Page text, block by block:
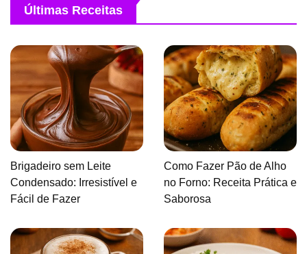
Últimas Receitas
Brigadeiro sem Leite
Condensado: Irresistível e
Fácil de Fazer
Como Fazer Pão de Alho
no Forno: Receita Prática e
Saborosa